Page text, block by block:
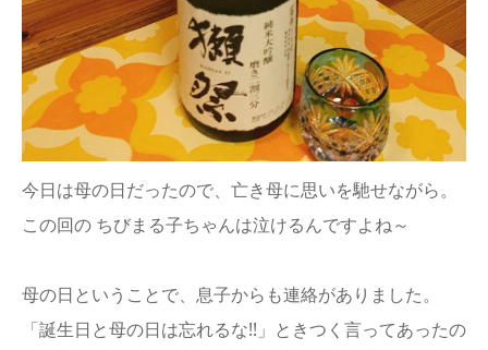
今日は母の日だったので、亡き母に思いを馳せながら。
この回の ちびまる子ちゃんは泣けるんですよね～
母の日ということで、息子からも連絡がありました。
「誕生日と母の日は忘れるな!!」ときつく言ってあったの